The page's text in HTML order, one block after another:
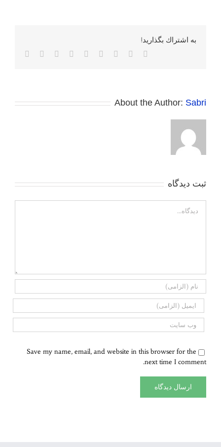
به اشتراك بگذاريد!
Facebook
Twitter
Reddit
LinkedIn
WhatsApp
Tumblr
Pinterest
About the Author: Sabri
ثبت ديدگاه
Save my name, email, and website in this browser for the
next time I comment.